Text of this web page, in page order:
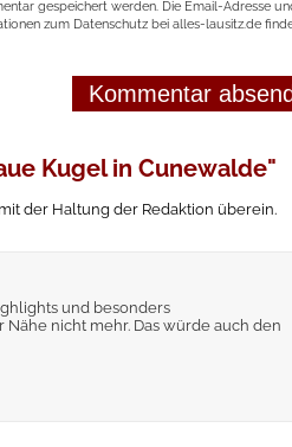
gespeichert werden. Die Email-Adresse
zum Datenschutz bei alles-lausitz.de
Kugel in Cunewalde"
der Haltung der Redaktion überein.
und besonders
nicht mehr. Das würde auch den